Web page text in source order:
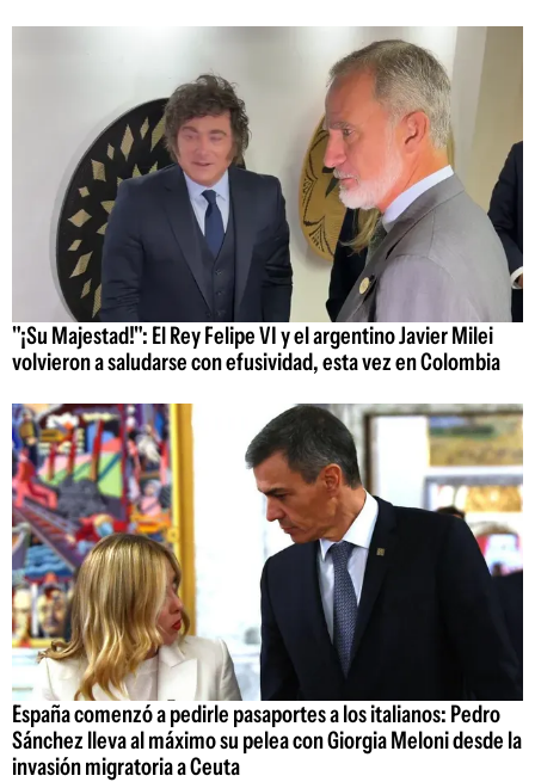
"¡Su Majestad!": El Rey Felipe VI y el argentino Javier Milei
volvieron a saludarse con efusividad, esta vez en Colombia
España comenzó a pedirle pasaportes a los italianos: Pedro
Sánchez lleva al máximo su pelea con Giorgia Meloni desde la
invasión migratoria a Ceuta